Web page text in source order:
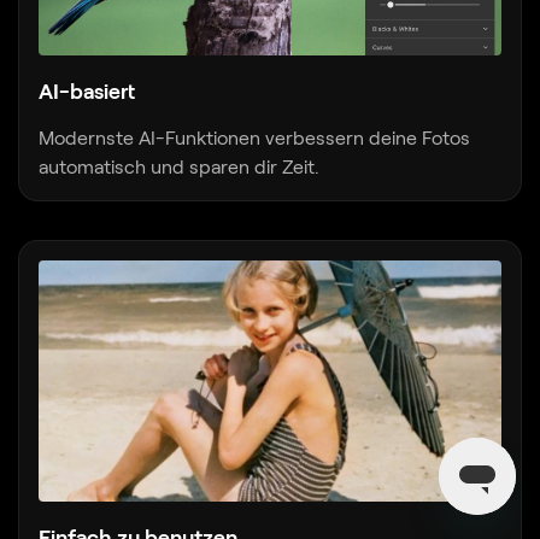
AI-basiert
Modernste AI-Funktionen verbessern deine Fotos
automatisch und sparen dir Zeit.